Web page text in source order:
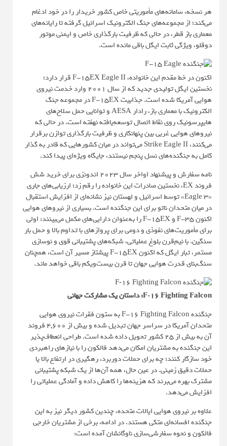
هر نسخه، سامانه‌های مأموریتی خاص کشور خریدار را در خود ادغام
می‌کند؛ از مجموعه‌های جنگ الکترونیک اسرائیل گرفته تا رایانه‌های
معماری باز قطر، در حالی که ظرفیت بارگذاری خاص و ایمنی موتور
دوقلو، ویژگی ثابت ایگل باقی مانده است.
اکنون در خط مقدم این خانواده، F-15EX Eagle II قرار دارد؛
نخستین ایگل تولیدی جدید که از سال ۲۰۰۱ وارد خدمت نیروی
هوایی آمریکا شده است. جذابیت F-15EX در مجموعه جنگ
الکترونیک با معماری باز، رادار AESA و توانایی حمل سلاح‌های
هایپرسونیک روی نقاط اتصال توسعه‌یافته نهفته است. در حالی که
نیروهای هوایی غربی بین پنهانکاری و ظرفیت بارگذاری توازن برقرار
می‌کنند، Strike Eagle II می‌تواند در میان کشورهایی که قادر به گذار
کامل به جنگنده‌های نسل پنجم نیستند، جایگاه ویژه‌ای پیدا کند.
نامه سفارش و پیشنهاد اواخر سال ۲۰۲۳ اندونزی برای خرید شش
فروند EX، نخستین صادرات این خانواده را رقم زد؛ ارزیابی‌های جاری
«Eagle 3» توسط اسرائیل و لهستان نیز نشانه‌ای از افزایش استقبال
در میان متحدان ناتو برای این جنگنده است. بسیاری از نیروهای هوایی
اکنون F-35 و F-15EX را به‌عنوان دارایی‌های مکمل می‌بینند: اولی
برای مأموریت‌های نفوذی و دومی برای پروازهای با تداوم بالا و حمل بار
سنگین. با نیم‌قرن بلوغ عملیاتی، شبکه‌های پشتیبانی قوی و نوسازی
مستمر، تبار ایگل که اکنون F-15EX پیشتاز مسیر آن است، همچنان
سنگ‌بنای قدرت هوایی جهان تا قرن بیست‌ویکم باقی خواهد ماند.
F‑۱۶ Fighting Falcon: داستان یک مشارکت جهانی
جنگنده F-16 Fighting Falcon به ستون فقرات نیروی هوایی
متحدان آمریکا در سراسر جهان تبدیل شده و بیش از ۴,۶۰۰ فروند
آن به بیش از ۲۵ کشور تحویل داده شده است. طراحی انعطاف‌پذیر
این جنگنده به مشتریان امکان می‌دهد فالکون را با نیازهای راهبردی
خود سازگار کنند؛ چه برای حملات دوربرد، رهگیری در ارتفاع بالا یا
حملات دقیق زمینی. در عین حال، همه آن‌ها از یک شبکه پشتیبانی
مشترک بهره می‌برند که هزینه‌ها را کاهش داده و آمادگی عملیاتی را
افزایش می‌دهد.
علاوه بر نیروی هوایی ایالات متحده، چندین کشور دیگر نیز به این
جنگنده افسانه‌ای متکی هستند. در ادامه، برخی از مشتریان خارجی
فالکون و نحوه سفارشی‌سازی ناوگانشان آمده است: